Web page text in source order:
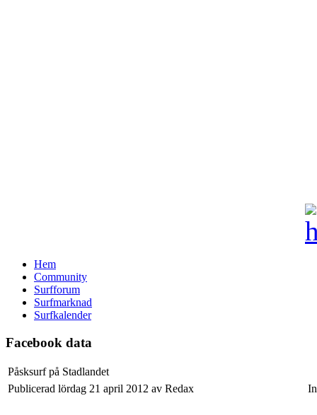
Hem
Community
Surfforum
Surfmarknad
Surfkalender
Facebook data
Påsksurf på Stadlandet
Publicerad lördag 21 april 2012 av Redax